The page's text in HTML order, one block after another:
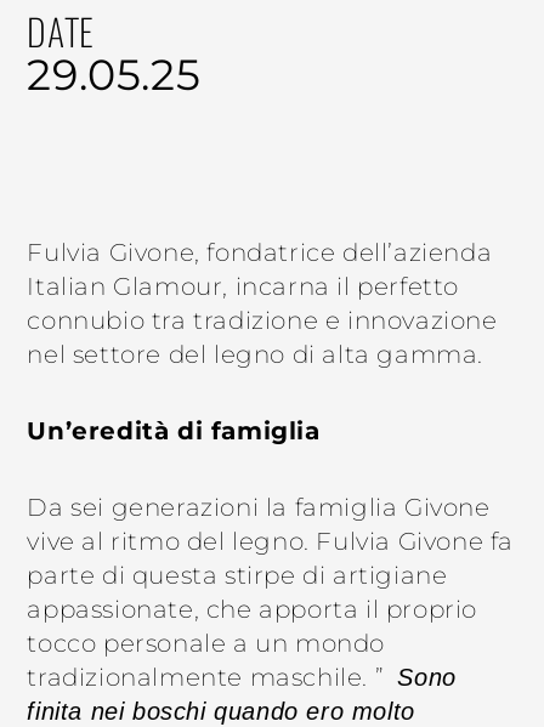
DATE
29.05.25
Fulvia Givone, fondatrice dell’azienda
Italian Glamour, incarna il perfetto
connubio tra tradizione e innovazione
nel settore del legno di alta gamma.
Un’eredità di famiglia
Da sei generazioni la famiglia Givone
vive al ritmo del legno. Fulvia Givone fa
parte di questa stirpe di artigiane
appassionate, che apporta il proprio
tocco personale a un mondo
tradizionalmente maschile. ”Sono
finita nei boschi quando ero molto